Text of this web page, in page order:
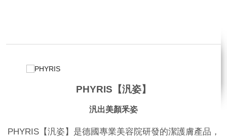
PHYRIS【汎姿】
汎出美顏釆姿
PHYRIS【汎姿】是德國專業美容院研發的潔護膚產品，